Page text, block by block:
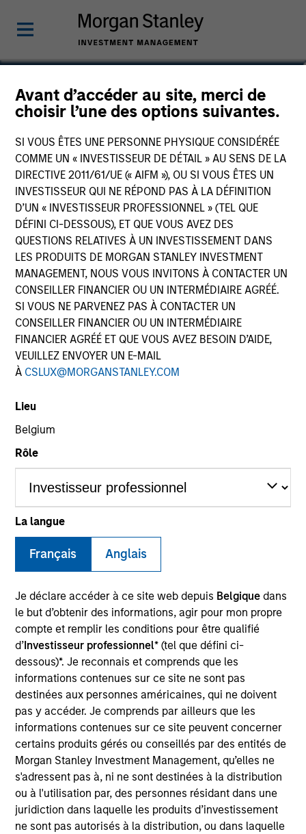
Avant d’accéder au site, merci de
choisir l’une des options suivantes.
SI VOUS ÊTES UNE PERSONNE PHYSIQUE CONSIDÉRÉE
COMME UN « INVESTISSEUR DE DÉTAIL » AU SENS DE LA
DIRECTIVE 2011/61/UE (« AIFM »), OU SI VOUS ÊTES UN
INVESTISSEUR QUI NE RÉPOND PAS À LA DÉFINITION
D’UN « INVESTISSEUR PROFESSIONNEL » (TEL QUE
DÉFINI CI-DESSOUS), ET QUE VOUS AVEZ DES
QUESTIONS RELATIVES À UN INVESTISSEMENT DANS
LES PRODUITS DE MORGAN STANLEY INVESTMENT
MANAGEMENT, NOUS VOUS INVITONS À CONTACTER UN
CONSEILLER FINANCIER OU UN INTERMÉDIAIRE AGRÉÉ.
SI VOUS NE PARVENEZ PAS À CONTACTER UN
CONSEILLER FINANCIER OU UN INTERMÉDIAIRE
FINANCIER AGRÉÉ ET QUE VOUS AVEZ BESOIN D’AIDE,
VEUILLEZ ENVOYER UN E-MAIL
À CSLUX@MORGANSTANLEY.COM
Lieu
Belgium
Rôle
La langue
Français Anglais
Je déclare accéder à ce site web depuis Belgique dans
le but d’obtenir des informations, agir pour mon propre
compte et remplir les conditions pour être qualifié
d’Investisseur professionnel* (tel que défini ci-
dessous)*. Je reconnais et comprends que les
informations contenues sur ce site ne sont pas
destinées aux personnes américaines, qui ne doivent
pas y accéder. Je comprends par ailleurs que les
informations contenues sur ce site peuvent concerner
certains produits gérés ou conseillés par des entités de
Morgan Stanley Investment Management, qu’elles ne
s'adressent pas à, ni ne sont destinées à la distribution
ou à l'utilisation par, des personnes résidant dans une
juridiction dans laquelle les produits d’investissement
ne sont pas autorisés à la distribution, ou dans laquelle
Rob Ciro
Managing Director, Product
Management
YEARS OF INDUSTRY EXPERIENCE
TEAM
Parametric
Rob is a member of Parametric’s Executive
Committee and oversees the strategic positioning
of Parametric’s investment solutions. Prior to
joining the firm in 2013, he was managing director
of global client service for Wilshire Analytics.
Before that, he held senior positions in business
strategy, management of sales and relationship
management, custom investment outsourcing, and
sales and portfolio trading with Russell
Investments. He earned an MSF from Seattle
University and a BA from the University of
Washington.